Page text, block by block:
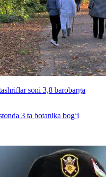
soni 3,8 barobarga
3 ta botanika bog‘i